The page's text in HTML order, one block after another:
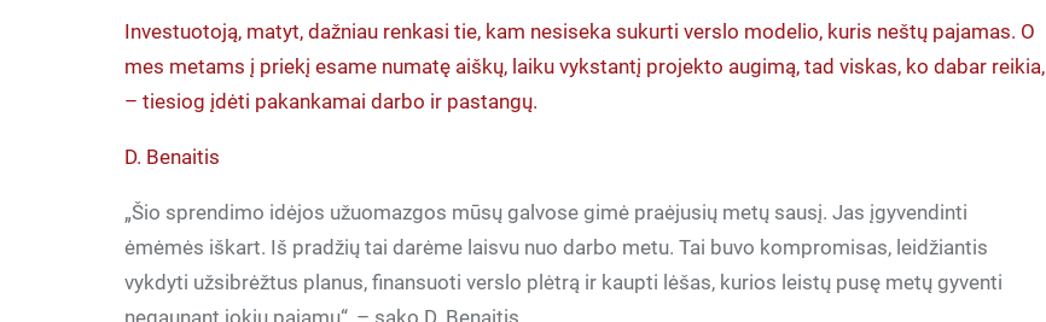
Investuotoją, matyt, dažniau renkasi tie, kam nesiseka sukurti verslo modelio, kuris neštų pajamas. O
mes metams į priekį esame numatę aiškų, laiku vykstantį projekto augimą, tad viskas, ko dabar reikia,
– tiesiog įdėti pakankamai darbo ir pastangų.
D. Benaitis
„Šio sprendimo idėjos užuomazgos mūsų galvose gimė praėjusių metų sausį. Jas įgyvendinti
ėmėmės iškart. Iš pradžių tai darėme laisvu nuo darbo metu. Tai buvo kompromisas, leidžiantis
vykdyti užsibrėžtus planus, finansuoti verslo plėtrą ir kaupti lėšas, kurios leistų pusę metų gyventi
negaunant jokių pajamų“, – sako D. Benaitis.